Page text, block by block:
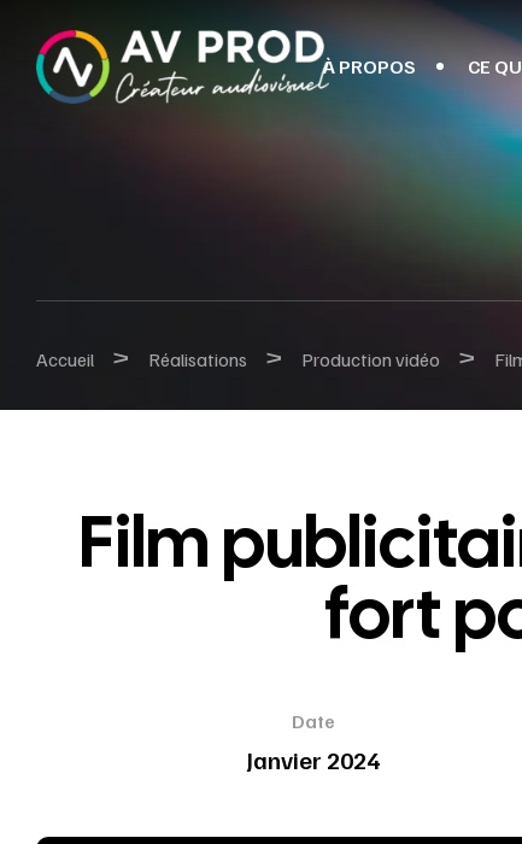
À PROPOS CE
Accueil > Réalisations > Production vidéo >
Film
fort
Date
Janvier 2024